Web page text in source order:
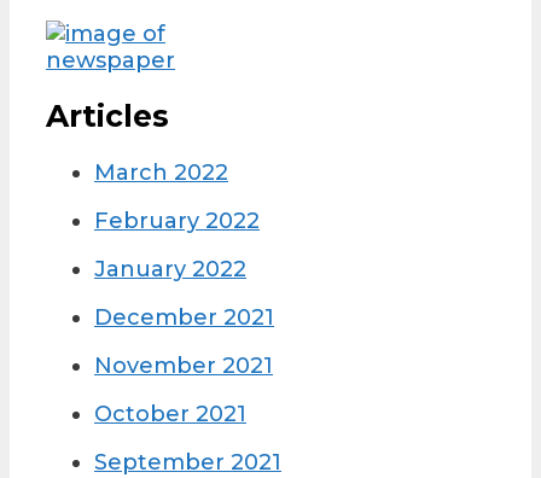
Articles
March 2022
February 2022
January 2022
December 2021
November 2021
October 2021
September 2021